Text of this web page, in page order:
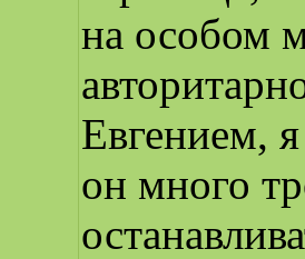
на особом
Евгением,
он много